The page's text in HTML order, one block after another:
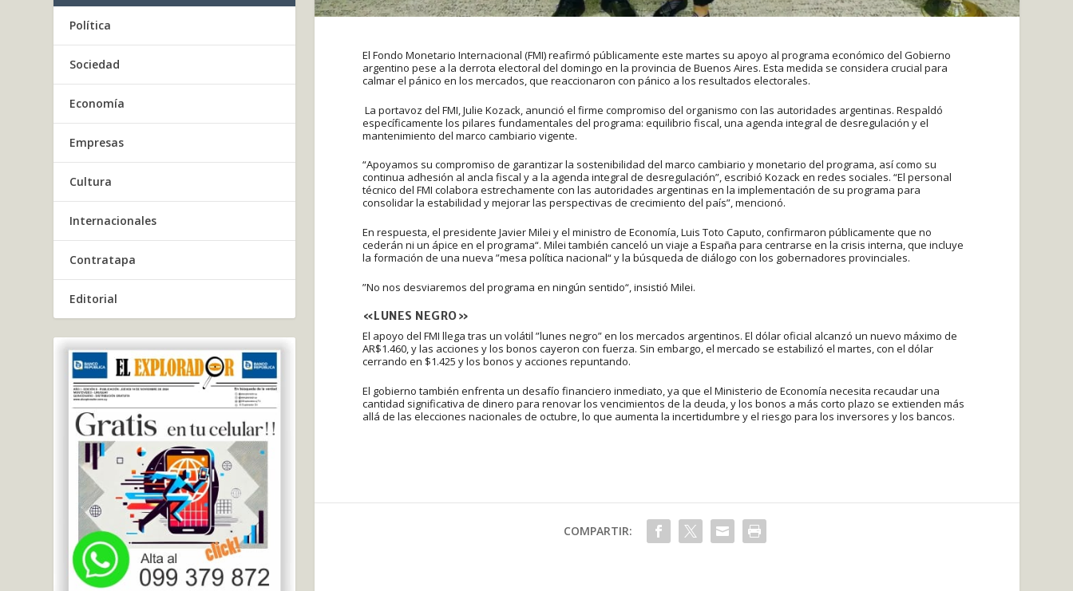
El Fondo Monetario Internacional (FMI) reafirmó públicamente este martes su apoyo al programa económico del Gobierno
argentino pese a la derrota electoral del domingo en la provincia de Buenos Aires. Esta medida se considera crucial para
calmar el pánico en los mercados, que reaccionaron con pánico a los resultados electorales.
La portavoz del FMI, Julie Kozack, anunció el firme compromiso del organismo con las autoridades argentinas. Respaldó
específicamente los pilares fundamentales del programa: equilibrio fiscal, una agenda integral de desregulación y el
mantenimiento del marco cambiario vigente.
“Apoyamos su compromiso de garantizar la sostenibilidad del marco cambiario y monetario del programa, así como su
continua adhesión al ancla fiscal y a la agenda integral de desregulación”, escribió Kozack en redes sociales. “El personal
técnico del FMI colabora estrechamente con las autoridades argentinas en la implementación de su programa para
consolidar la estabilidad y mejorar las perspectivas de crecimiento del país”, mencionó.
En respuesta, el presidente Javier Milei y el ministro de Economía, Luis Toto Caputo, confirmaron públicamente que no
cederán ni un ápice en el programa“. Milei también canceló un viaje a España para centrarse en la crisis interna, que incluye
la formación de una nueva ”mesa política nacional“ y la búsqueda de diálogo con los gobernadores provinciales.
”No nos desviaremos del programa en ningún sentido“, insistió Milei.
«LUNES NEGRO»
El apoyo del FMI llega tras un volátil ”lunes negro” en los mercados argentinos. El dólar oficial alcanzó un nuevo máximo de
AR$1.460, y las acciones y los bonos cayeron con fuerza. Sin embargo, el mercado se estabilizó el martes, con el dólar
cerrando en $1.425 y los bonos y acciones repuntando.
El gobierno también enfrenta un desafío financiero inmediato, ya que el Ministerio de Economía necesita recaudar una
cantidad significativa de dinero para renovar los vencimientos de la deuda, y los bonos a más corto plazo se extienden más
allá de las elecciones nacionales de octubre, lo que aumenta la incertidumbre y el riesgo para los inversores y los bancos.
COMPARTIR:
Política
Sociedad
Economía
Empresas
Cultura
Internacionales
Contratapa
Editorial